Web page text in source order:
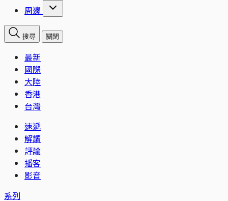
周邊
搜尋 關閉
最新
國際
大陸
香港
台灣
速遞
解讀
評論
播客
影音
系列